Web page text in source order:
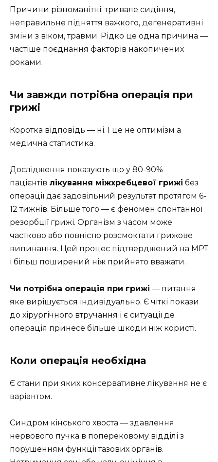
Причини різноманітні: тривале сидіння,
неправильне підняття важкого, дегенеративні
зміни з віком, травми. Рідко це одна причина —
частіше поєднання факторів накопичених
роками.
Чи завжди потрібна операція при
грижі
Коротка відповідь — ні. І це не оптимізм а
медична статистика.
Дослідження показують що у 80-90%
пацієнтів лікування міжхребцевої грижі без
операції дає задовільний результат протягом 6-
12 тижнів. Більше того — є феномен спонтанної
резорбції грижі. Організм з часом може
частково або повністю розсмоктати грижове
випинання. Цей процес підтверджений на МРТ
і більш поширений ніж прийнято вважати.
Чи потрібна операція при грижі — питання
яке вирішується індивідуально. Є чіткі покази
до хірургічного втручання і є ситуації де
операція принесе більше шкоди ніж користі.
Коли операція необхідна
Є стани при яких консервативне лікування не є
варіантом.
Синдром кінського хвоста — здавлення
нервового пучка в поперековому відділі з
порушенням функції тазових органів.